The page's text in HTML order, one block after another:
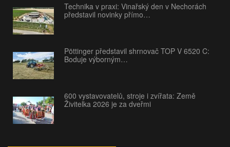
Technika v praxi: Vinařský den v Nechorách
představil novinky přímo…
Pöttinger představil shrnovač TOP V 6520 C:
Boduje výborným…
600 vystavovatelů, stroje i zvířata: Země
Živitelka 2026 je za dveřmi